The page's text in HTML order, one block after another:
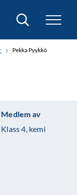
Sök
Pekka Pyykkö
Medlem av
Klass 4, kemi